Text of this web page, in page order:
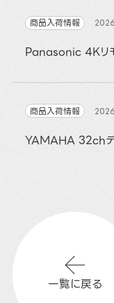
商品入荷情報
Panasonic 4Kリ
商品入荷情報
YAMAHA 32ch
一覧に戻る